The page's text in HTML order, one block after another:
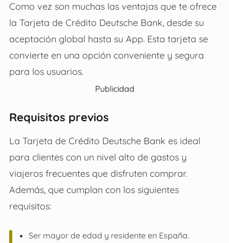
Como vez son muchas las ventajas que te ofrece
la Tarjeta de Crédito Deutsche Bank , desde su
aceptación global hasta su App. Esta tarjeta se
convierte en una opción conveniente y segura
para los usuarios.
Publicidad
Requisitos previos
La Tarjeta de Crédito Deutsche Bank es ideal
para clientes con un nivel alto de gastos y
viajeros frecuentes que disfruten comprar.
Además, que cumplan con los siguientes
requisitos:
Ser mayor de edad y residente en España.